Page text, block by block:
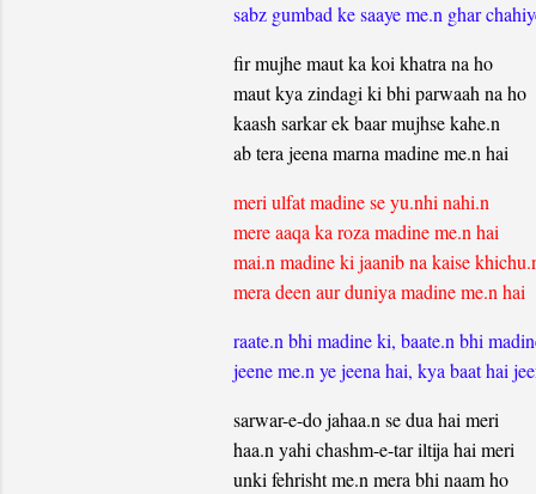
sabz gumbad ke saaye me.n ghar
fir mujhe maut ka koi khatra na ho
maut kya zindagi ki bhi parwaah na ho
kaash sarkar ek baar mujhse kahe.n
ab tera jeena marna madine me.n hai
meri ulfat madine se yu.nhi nahi.n
mere aaqa ka roza madine me.n hai
mai.n madine ki jaanib na kaise
mera deen aur duniya madine me.n hai
raate.n bhi madine ki, baate.n bhi
jeene me.n ye jeena hai, kya baat hai
sarwar-e-do jahaa.n se dua hai meri
haa.n yahi chashm-e-tar iltija hai meri
unki fehrisht me.n mera bhi naam ho